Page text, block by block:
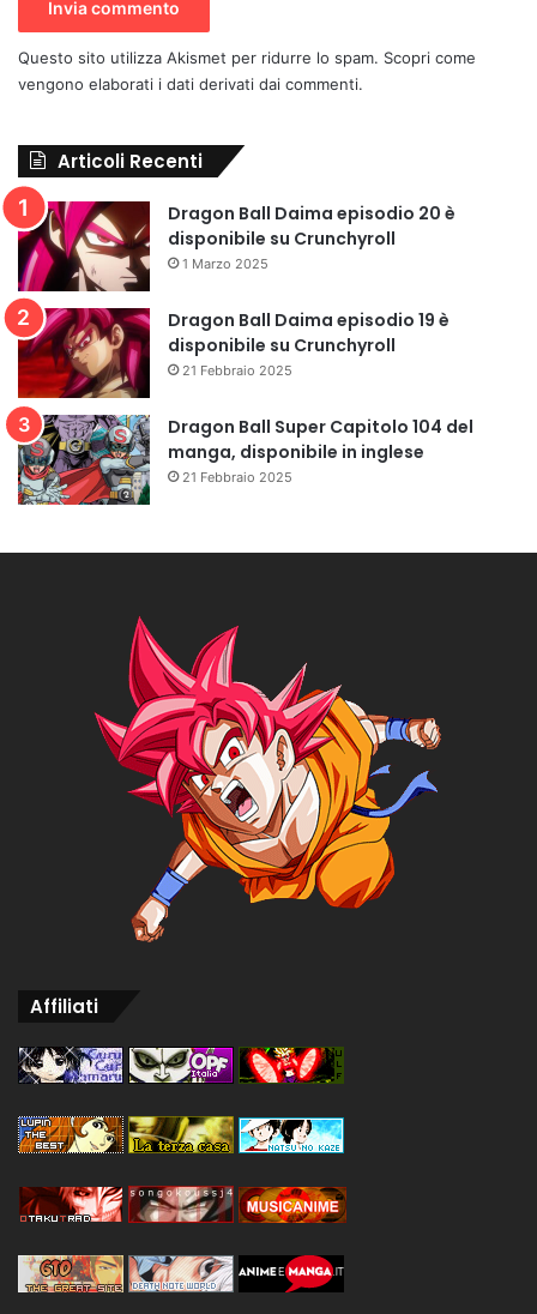
Questo sito utilizza Akismet per ridurre lo spam. Scopri come
vengono elaborati i dati derivati dai commenti.
Articoli Recenti
Dragon Ball Daima episodio 20 è
disponibile su Crunchyroll
1 Marzo 2025
Dragon Ball Daima episodio 19 è
disponibile su Crunchyroll
21 Febbraio 2025
Dragon Ball Super Capitolo 104 del
manga, disponibile in inglese
21 Febbraio 2025
Affiliati